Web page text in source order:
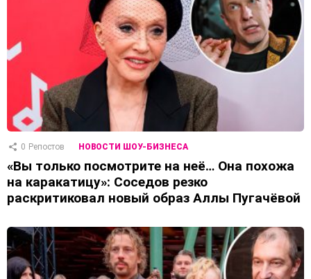
0 Репостов НОВОСТИ ШОУ-БИЗНЕСА
«Вы только посмотрите на неё… Она похожа
на каракатицу»: Соседов резко
раскритиковал новый образ Аллы Пугачёвой